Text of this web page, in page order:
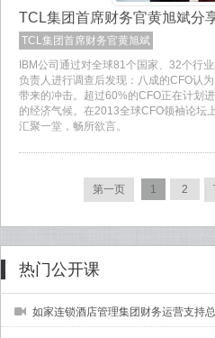
TCL集团首席财务官黄旭斌分
TCL集团首席财务官黄旭斌
IBM公司通过对全球81个国家、32个行
负责人进行调查后发现：八成的CFO认
带来的冲击。超过60%的CFO正在计划
的经济气候。在2013全球CFO领袖论坛
汇聚一堂，畅所欲言。
第一页 1 2
热门公开课
如家连锁酒店管理集团财务运营支持